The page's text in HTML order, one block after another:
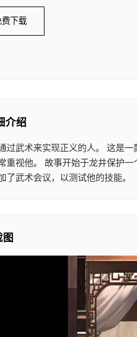
费下载
介绍
过武术来实现正义的人。 这是
重视他。 故事开始于龙井保护
了武术会议，以测试他的技能。